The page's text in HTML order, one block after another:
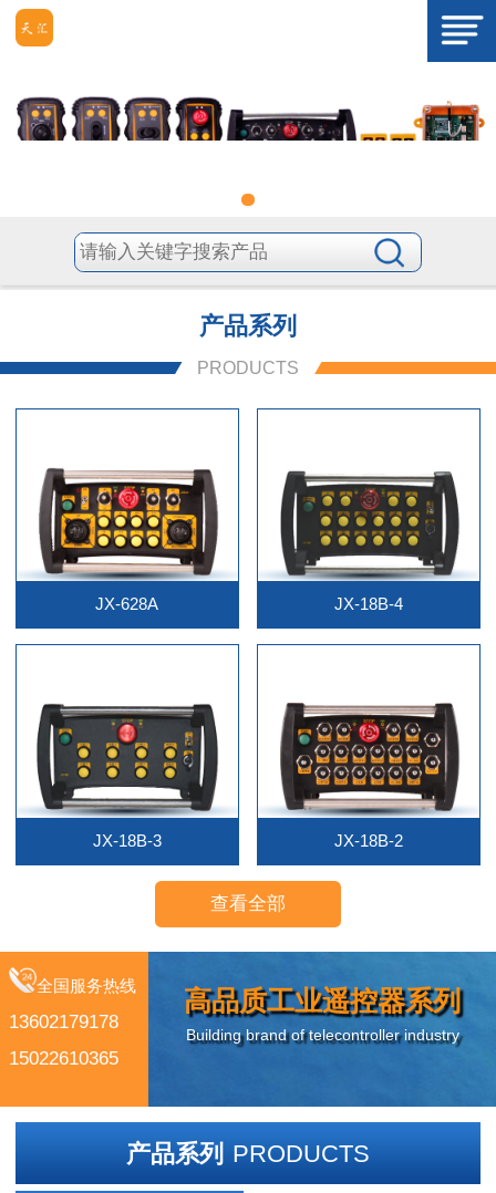
产品系列
PRODUCTS
JX-628A JX-18B-4
JX-18B-3 JX-18B-2
查看全部
全国服务热线
13602179178
15022610365
高品质工业遥控器系列
Building brand of telecontroller industry
产品系列 PRODUCTS